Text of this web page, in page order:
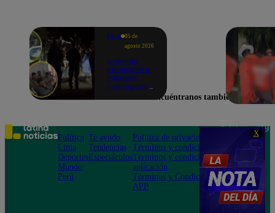
X
Perú
05 de
agosto 2026
Ordenan
excarcelar a
militares
investigados
Colcabamba
Encuéntranos también en
Política
Lima
Deportes
Mundo
Perú
Te ayudo
Tendencias
Espectáculos
Política de privacidad
Términos y condiciones
Términos y condiciones
aplicación
Términos y Condiciones
APP
Teléfono: 219
Av. San
Felipe 968
Jesús María